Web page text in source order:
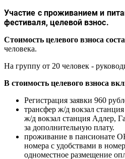
Участие с проживанием и
фестиваля, целевой взнос.
Стоимость целевого взноса
человека.
На группу от 20 человек -
В стоимость целевого взноса
Регистрация заявки 960
трансфер ж/д вокзал
ж/д вокзал станция Адлер,
за дополнительную плату.
проживание в пансионате
номера с удобствами в
одноместное размещение